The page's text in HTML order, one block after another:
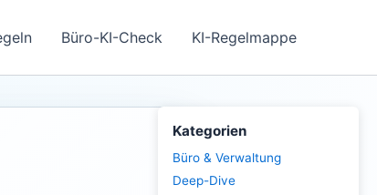
Büro-KI-Check KI-Regelmappe
Kategorien
Büro & Verwaltung
Deep-Dive